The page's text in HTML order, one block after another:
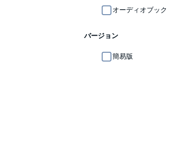
オーディオブック
バージョン
簡易版